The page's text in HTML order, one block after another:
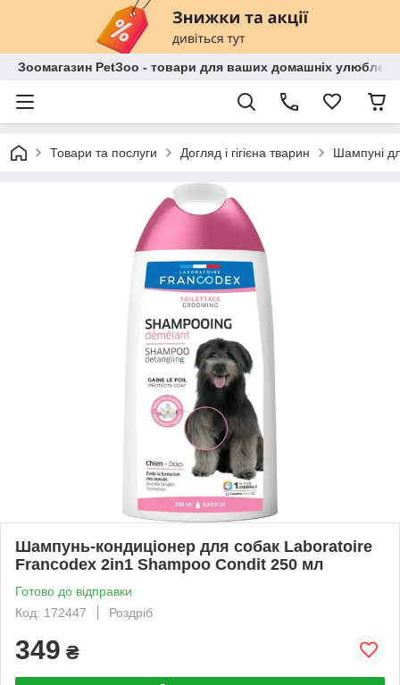
Зоомагазин PetЗoo - товари для ваших домашніх
Товари та послуги Догляд і гігієна тварин Шампуні
Шампунь-кондиціонер для собак Laboratoire
Francodex 2in1 Shampoo Condit 250 мл
Готово до відправки
Код: 172447
Роздріб
349 ₴